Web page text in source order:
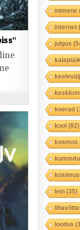
inimene
internet
julgus
koerad
kool(82)
kosmos
lein(35)
loodus